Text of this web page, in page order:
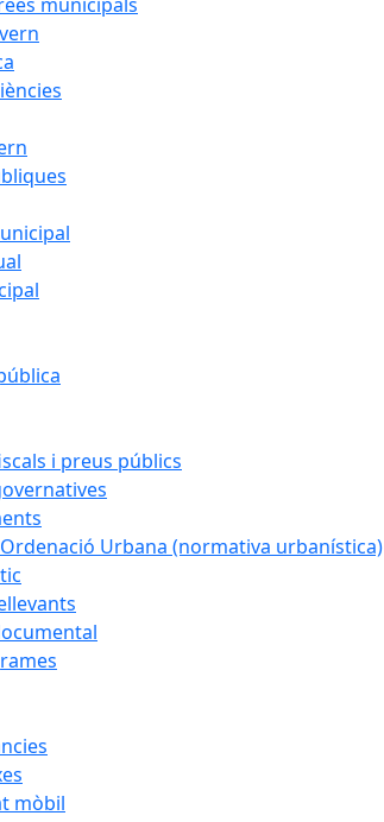
i preus públics
Urbana (normativa urbanística)
mòbil